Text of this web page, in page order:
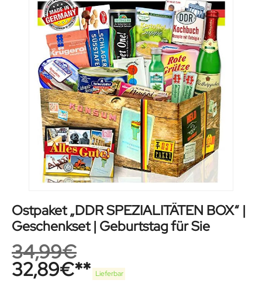
Ostpaket „DDR SPEZIALITÄTEN BOX“ |
Geschenkset | Geburtstag für Sie
34,99€
32,89€ Lieferbar